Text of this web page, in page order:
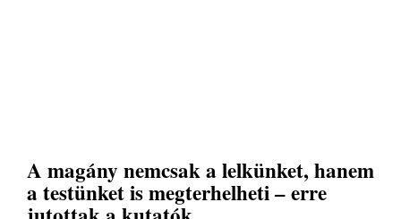
A magány nemcsak a lelkünket, hanem
a testünket is megterhelheti – erre